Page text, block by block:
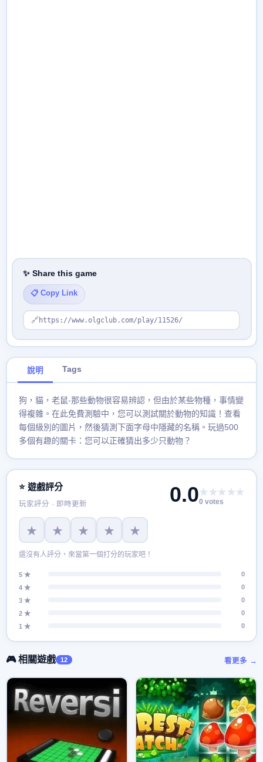
✨ Share this game
📋 Copy Link
🔗 https://www.olgclub.com/play/11526/
說明 Tags
狗，貓，老鼠-那些動物很容易辨認，但由於某些物種，事情變
得複雜。在此免費測驗中，您可以測試關於動物的知識！查看
每個級別的圖片，然後猜測下面字母中隱藏的名稱。玩過500
多個有趣的關卡：您可以正確猜出多少只動物？
⭐ 遊戲評分
玩家評分 · 即時更新 0.0★★★★★
0 votes
★ ★ ★ ★ ★
還沒有人評分，來當第一個打分的玩家吧！
5 ★
0
4 ★
0
3 ★
0
2 ★
0
1 ★
0
🎮 相關遊戲 12 看更多 →